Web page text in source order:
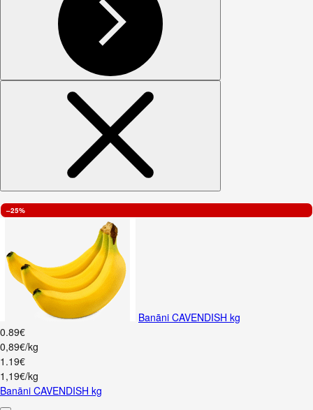
–25%
Banāni CAVENDISH kg
0.89€
0,89€/kg
1 .19€
1,19€/kg
Banāni CAVENDISH kg